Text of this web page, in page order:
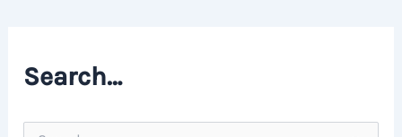
Search…